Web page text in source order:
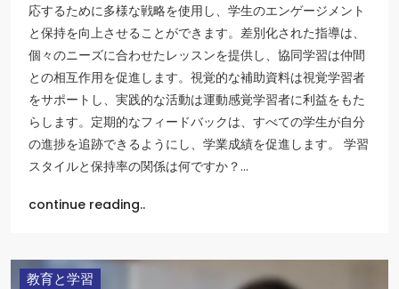
応するために多様な戦略を使用し、学生のエンゲージメント
と保持を向上させることができます。差別化された指導は、
個々のニーズに合わせたレッスンを提供し、協同学習は仲間
との相互作用を促進します。視覚的な補助資料は視覚学習者
をサポートし、実践的な活動は運動感覚学習者に利益をもた
らします。定期的なフィードバックは、すべての学生が自分
の進捗を追跡できるようにし、学業成績を促進します。 学習
スタイルと保持率の関係は何ですか？…
continue reading..
教育と学習